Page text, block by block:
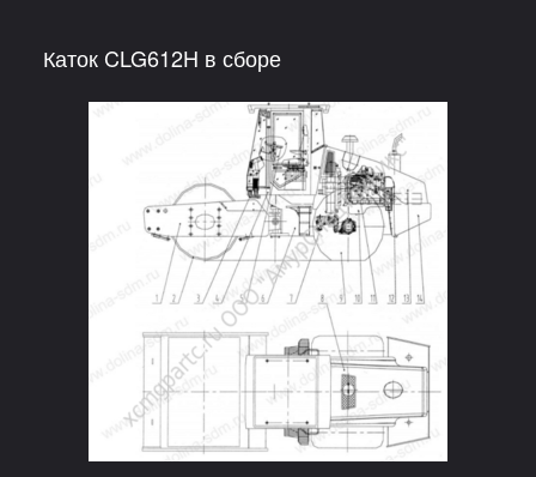
Каток CLG612H в сборе